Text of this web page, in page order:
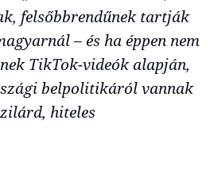
felsőbbrendűnek tartják
– és ha éppen nem
TikTok-videók alapján,
belpolitikáról vannak
hiteles